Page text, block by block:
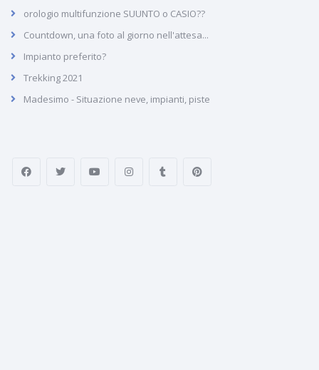
orologio multifunzione SUUNTO o CASIO??
Countdown, una foto al giorno nell'attesa...
Impianto preferito?
Trekking 2021
Madesimo - Situazione neve, impianti, piste